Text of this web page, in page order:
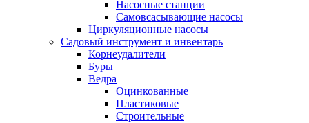
Насосные станции
Самовсасывающие насосы
Циркуляционные насосы
Садовый инструмент и инвентарь
Корнеудалители
Буры
Ведра
Оцинкованные
Пластиковые
Строительные